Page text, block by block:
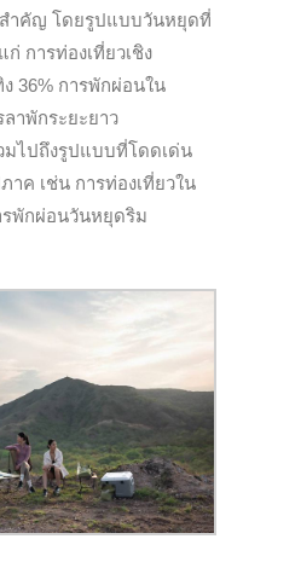
ำคัญ โดยรูปแบบวันหยุดที่
การท่องเที่ยวเชิง
36% การพักผ่อนใน
าพักระยะยาว
มไปถึงรูปแบบที่โดดเด่น
าค เช่น การท่องเที่ยวใน
รพักผ่อนวันหยุดริม